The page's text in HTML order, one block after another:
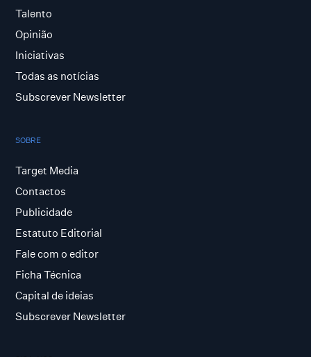
Talento
Opinião
Iniciativas
Todas as notícias
Subscrever Newsletter
SOBRE
Target Media
Contactos
Publicidade
Estatuto Editorial
Fale com o editor
Ficha Técnica
Capital de ideias
Subscrever Newsletter